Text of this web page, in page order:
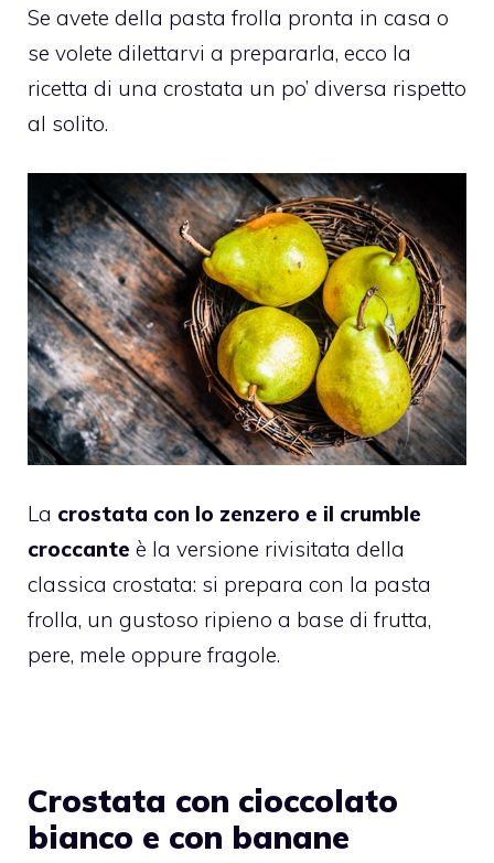
Se avete della pasta frolla pronta in casa o
se volete dilettarvi a prepararla, ecco la
ricetta di una crostata un po’ diversa rispetto
al solito.
La crostata con lo zenzero e il crumble
croccante è la versione rivisitata della
classica crostata: si prepara con la pasta
frolla, un gustoso ripieno a base di frutta,
pere, mele oppure fragole.
Crostata con cioccolato
bianco e con banane